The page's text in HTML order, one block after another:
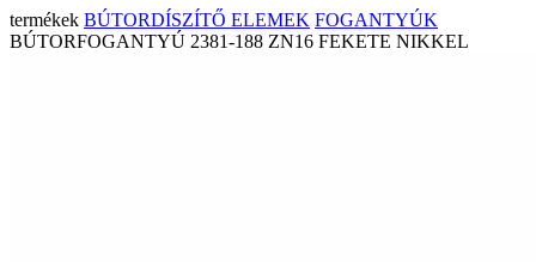
termékek BÚTORDÍSZÍTŐ ELEMEK FOGANTYÚK
BÚTORFOGANTYÚ 2381-188 ZN16 FEKETE NIKKEL